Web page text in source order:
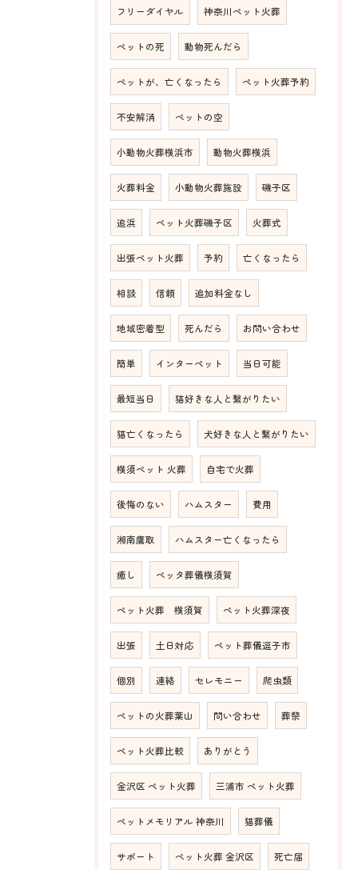
フリーダイヤル 神奈川ペット火葬
ペットの死 動物死んだら
ペットが、亡くなったら ペット火葬予約
不安解消 ペットの空
小動物火葬横浜市 動物火葬横浜
火葬料金 小動物火葬施設 磯子区
追浜 ペット火葬磯子区 火葬式
出張ペット火葬 予約 亡くなったら
相談 信頼 追加料金なし
地域密着型 死んだら お問い合わせ
簡単 インターペット 当日可能
最短当日 猫好きな人と繋がりたい
猫亡くなったら 犬好きな人と繋がりたい
横須ペット 火葬 自宅で火葬
後悔のない ハムスター 費用
湘南鷹取 ハムスター亡くなったら
癒し ペッタ葬儀横須賀
ペット火葬 横須賀 ペット火葬深夜
出張 土日対応 ペット葬儀逗子市
個別 連絡 セレモニー 爬虫類
ペットの火葬葉山 問い合わせ 葬祭
ペット火葬比較 ありがとう
金沢区 ペット火葬 三浦市 ペット火葬
ペットメモリアル 神奈川 猫葬儀
サポート ペット火葬 金沢区 死亡届